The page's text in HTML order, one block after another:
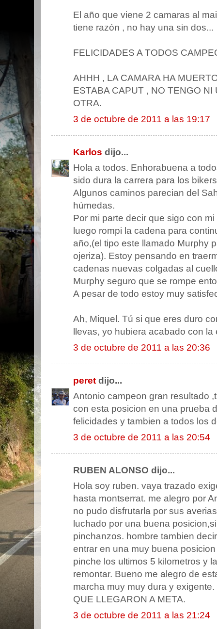
El año que viene 2 camaras al
tiene razón , no hay una sin dos...
FELICIDADES A TODOS
AHHH , LA CAMARA HA
ESTABA CAPUT , NO TENGO
OTRA.
3 de octubre de 2011 a las 19:17
Karlos dijo...
Hola a todos. Enhorabuena a
sido dura la carrera para los
Algunos caminos parecian del
húmedas.
Por mi parte decir que sigo con
luego rompi la cadena para
año,(el tipo este llamado Murphy
ojeriza). Estoy pensando en
cadenas nuevas colgadas al
Murphy seguro que se rompe
A pesar de todo estoy muy
Ah, Miquel. Tú si que eres duro
llevas, yo hubiera acabado con
3 de octubre de 2011 a las 20:36
peret dijo...
Antonio campeon gran resultado
con esta posicion en una prueba
felicidades y tambien a todos los
3 de octubre de 2011 a las 20:54
RUBEN ALONSO dijo...
Hola soy ruben. vaya trazado
hasta montserrat. me alegro por
no pudo disfrutarla por sus
luchado por una buena
pinchanzos. hombre tambien
entrar en una muy buena
pinche los ultimos 5 kilometros y
remontar. Bueno me alegro de
marcha muy muy dura y
QUE LLEGARON A META.
3 de octubre de 2011 a las 21:24